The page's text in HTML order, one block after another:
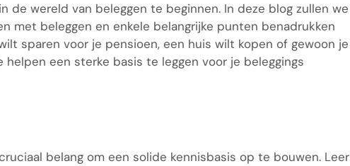
de wereld van beleggen te beginnen. In deze blog zullen we
met beleggen en enkele belangrijke punten benadrukken
sparen voor je pensioen, een huis wilt kopen of gewoon je
een sterke basis te leggen voor je beleggings
belang om een solide kennisbasis op te bouwen. Leer